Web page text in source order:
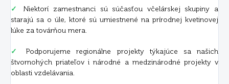
✓
Niektorí zamestnanci sú súčasťou včelárskej skupiny a
starajú sa o úle, ktoré sú umiestnené na prírodnej kvetinovej
lúke za továrňou mera.
✓
Podporujeme regionálne projekty týkajúce sa našich
štvornohých priateľov i národné a medzinárodné projekty v
oblasti vzdelávania.